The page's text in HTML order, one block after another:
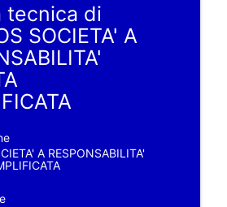
tecnica di
SOCIETA' A
A RESPONSABILITA'